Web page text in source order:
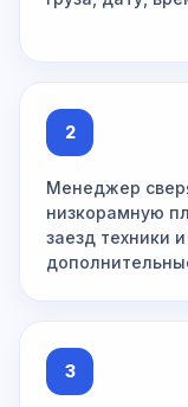
2
Менеджер
низкорамную
заезд техники
3